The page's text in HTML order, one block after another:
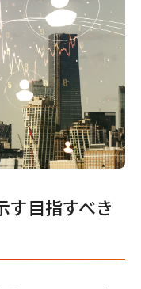
す目指すべき